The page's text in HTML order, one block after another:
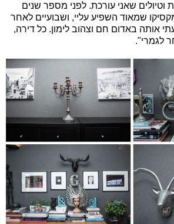
וטיולים שאני עורכת. לפני מספר שנים
שמאוד השפיע עליי, ושבועיים לאחר
אותה באדום חם וצהוב לימון. כל דירה,
לגמרי".